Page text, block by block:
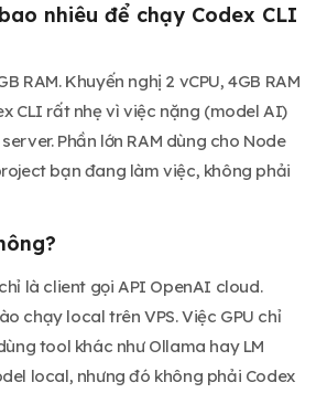
nhiêu để chạy Codex CLI
RAM. Khuyến nghị 2 vCPU, 4GB RAM
CLI rất nhẹ vì việc nặng (model AI)
Phần lớn RAM dùng cho Node
bạn đang làm việc, không phải
là client gọi API OpenAI cloud.
chạy local trên VPS. Việc GPU chỉ
tool khác như Ollama hay LM
local, nhưng đó không phải Codex